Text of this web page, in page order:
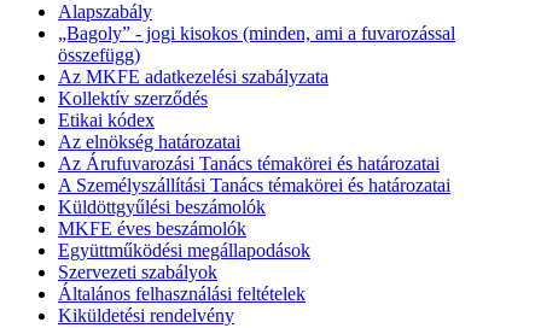
Alapszabály
„Bagoly” - jogi kisokos (minden, ami a fuvarozással
összefügg)
Az MKFE adatkezelési szabályzata
Kollektív szerződés
Etikai kódex
Az elnökség határozatai
Az Árufuvarozási Tanács témakörei és határozatai
A Személyszállítási Tanács témakörei és határozatai
Küldöttgyűlési beszámolók
MKFE éves beszámolók
Együttműködési megállapodások
Szervezeti szabályok
Általános felhasználási feltételek
Kiküldetési rendelvény